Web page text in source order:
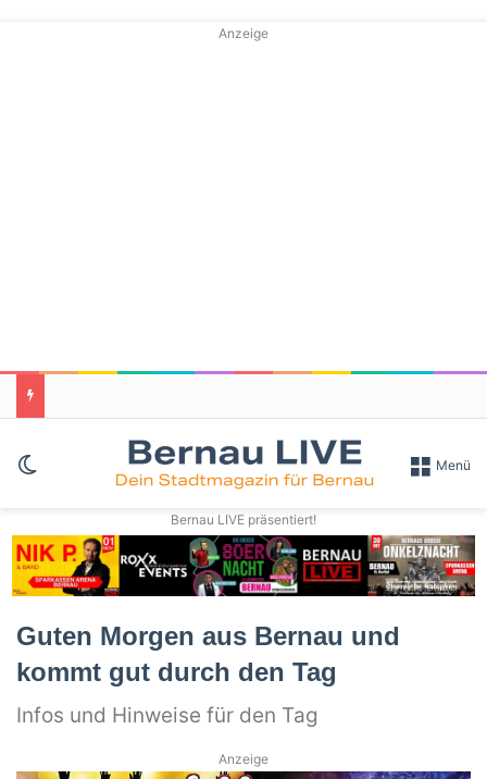
Anzeige
Skin umschalten Menü
Bernau LIVE präsentiert!
Guten Morgen aus Bernau und
kommt gut durch den Tag
Infos und Hinweise für den Tag
Anzeige